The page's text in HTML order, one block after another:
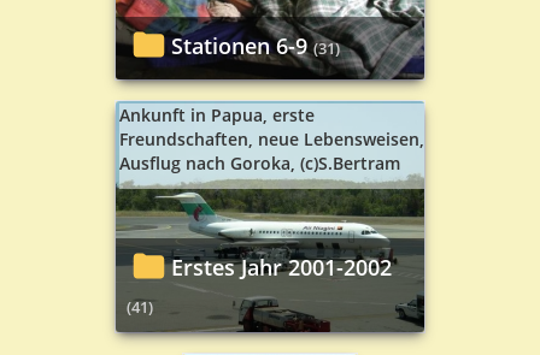
Stationen 6-9 (31)
Erstes Jahr 2001-2002
(41)
Ankunft in Papua, erste
Freundschaften, neue Lebensweisen,
Ausflug nach Goroka, (c)S.Bertram